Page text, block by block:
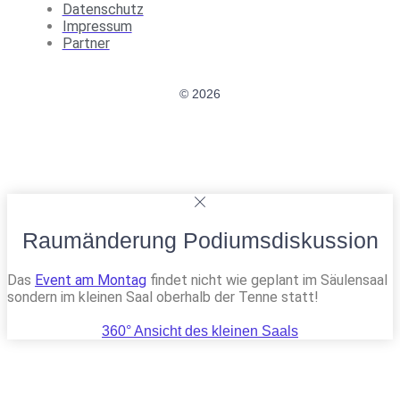
Datenschutz
Impressum
Partner
© 2026
Raumänderung Podiumsdiskussion
Das Event am Montag findet nicht wie geplant im Säulensaal
sondern im kleinen Saal oberhalb der Tenne statt!
360° Ansicht des kleinen Saals